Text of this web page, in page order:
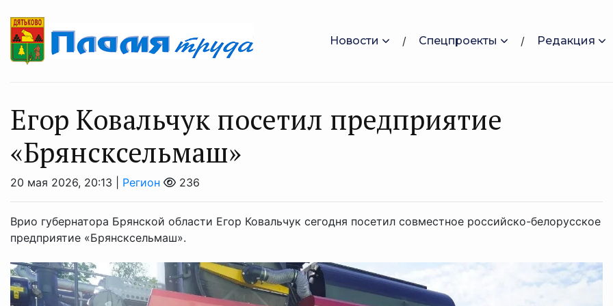
Новости Спецпроекты Редакция
Егор Ковальчук посетил предприятие
«Брянсксельмаш»
20 мая 2026, 20:13 | Регион 236
Врио губернатора Брянской области Егор Ковальчук сегодня посетил совместное российско-белорусское
предприятие «Брянсксельмаш».